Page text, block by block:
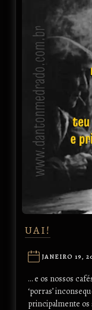
UAI!
JANEIRO 19,
… e os nossos
‘porras’
principalmente os